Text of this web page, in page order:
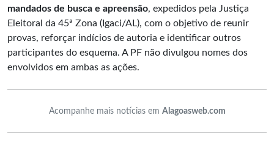
mandados de busca e apreensão, expedidos pela Justiça
Eleitoral da 45ª Zona (Igaci/AL), com o objetivo de reunir
provas, reforçar indícios de autoria e identificar outros
participantes do esquema. A PF não divulgou nomes dos
envolvidos em ambas as ações.
Acompanhe mais notícias em Alagoasweb.com